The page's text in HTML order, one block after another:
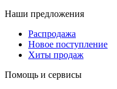
Наши предложения
Распродажа
Новое поступление
Хиты продаж
Помощь и сервисы